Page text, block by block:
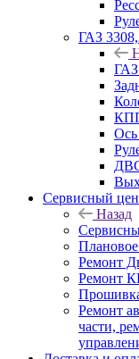
ГАЗ
ГАЗ
Ось
Сервисный
Назад
Ремонт
Ремонт
Ремонт
части,